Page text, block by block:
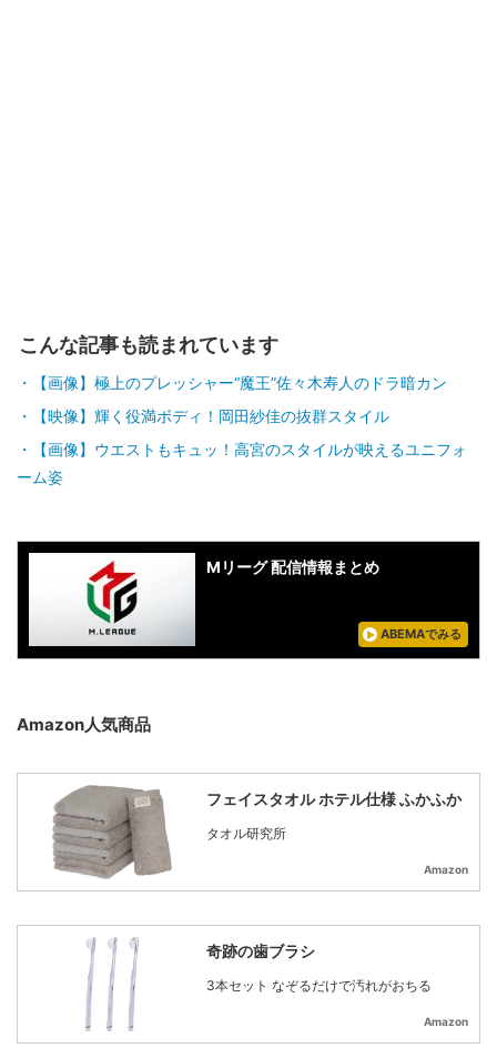
こんな記事も読まれています
【画像】極上のプレッシャー“魔王”佐々木寿人のドラ暗カン
【映像】輝く役満ボディ！岡田紗佳の抜群スタイル
【画像】ウエストもキュッ！高宮のスタイルが映えるユニフォ
ーム姿
Mリーグ 配信情報まとめ
ABEMAでみる
Amazon人気商品
フェイスタオル ホテル仕様 ふかふか
タオル研究所
Amazon
奇跡の歯ブラシ
3本セット なぞるだけで汚れがおちる
Amazon